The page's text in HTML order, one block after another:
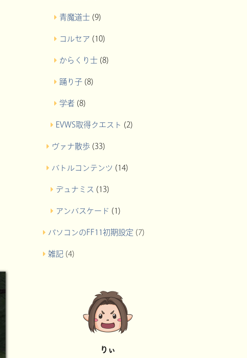
青魔道士 (9)
コルセア (10)
からくり士 (8)
踊り子 (8)
学者 (8)
EVWS取得クエスト (2)
ヴァナ散歩 (33)
バトルコンテンツ (14)
デュナミス (13)
アンバスケード (1)
パソコンのFF11初期設定 (7)
雑記(4)
りぃ